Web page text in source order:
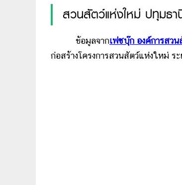
สวนสัตว์แห่งใหม่ ปทุมธ
ข้อมูลจากเฟซบุ๊ก องค์การสว
ก่อสร้างโครงการสวนสัตว์แห่งใหม่